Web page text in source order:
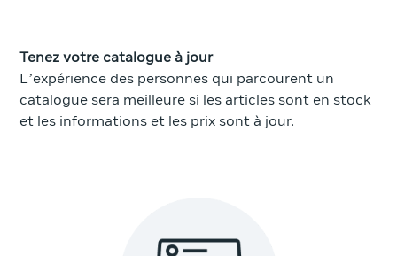
Tenez votre catalogue à jour
L’expérience des personnes qui parcourent un
catalogue sera meilleure si les articles sont en stock
et les informations et les prix sont à jour.